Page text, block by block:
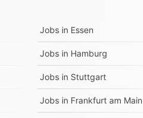
Jobs in Essen
Jobs in Hamburg
Jobs in Stuttgart
Jobs in Frankfurt am Main